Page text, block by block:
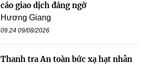
cáo giao dịch đáng ngờ
Hương Giang
09:24 09/08/2026
Thanh tra An toàn bức xạ hạt nhân